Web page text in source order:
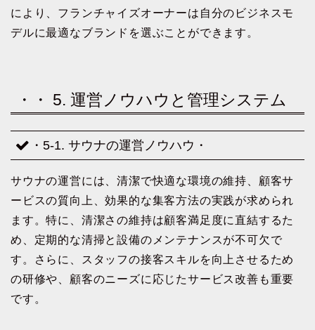
により、フランチャイズオーナーは自分のビジネスモ
デルに最適なブランドを選ぶことができます。
・・ 5. 運営ノウハウと管理システム
・5-1. サウナの運営ノウハウ・
サウナの運営には、清潔で快適な環境の維持、顧客サ
ービスの質向上、効果的な集客方法の実践が求められ
ます。特に、清潔さの維持は顧客満足度に直結するた
め、定期的な清掃と設備のメンテナンスが不可欠で
す。さらに、スタッフの接客スキルを向上させるため
の研修や、顧客のニーズに応じたサービス改善も重要
です。